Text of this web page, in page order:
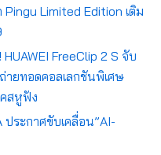
Limited Edition เติม
FreeClip 2 S จับ
ายทอดคอลเลกชันพิเศษ
สหูฟัง
ระกาศขับเคลื่อน”AI-